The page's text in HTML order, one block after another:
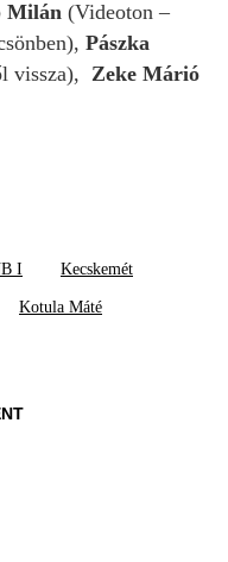
Milán (Videoton –
Pászka
vissza), Zeke Márió
I Kecskemét
Kotula Máté